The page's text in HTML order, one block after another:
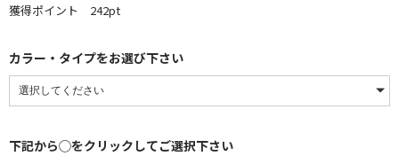
獲得ポイント 242pt
カラー・タイプをお選び下さい
下記から◯をクリックしてご選択下さい